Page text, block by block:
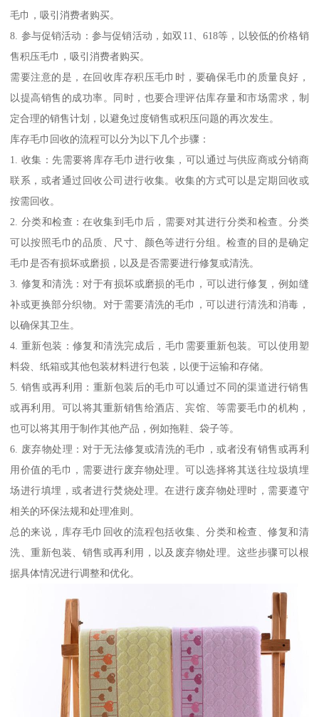
毛巾，吸引消费者购买。
8. 参与促销活动：参与促销活动，如双11、618等，以较低的价格销
售积压毛巾，吸引消费者购买。
需要注意的是，在回收库存积压毛巾时，要确保毛巾的质量良好，
以提高销售的成功率。同时，也要合理评估库存量和市场需求，制
定合理的销售计划，以避免过度销售或积压问题的再次发生。
库存毛巾回收的流程可以分为以下几个步骤：
1. 收集：先需要将库存毛巾进行收集，可以通过与供应商或分销商
联系，或者通过回收公司进行收集。收集的方式可以是定期回收或
按需回收。
2. 分类和检查：在收集到毛巾后，需要对其进行分类和检查。分类
可以按照毛巾的品质、尺寸、颜色等进行分组。检查的目的是确定
毛巾是否有损坏或磨损，以及是否需要进行修复或清洗。
3. 修复和清洗：对于有损坏或磨损的毛巾，可以进行修复，例如缝
补或更换部分织物。对于需要清洗的毛巾，可以进行清洗和消毒，
以确保其卫生。
4. 重新包装：修复和清洗完成后，毛巾需要重新包装。可以使用塑
料袋、纸箱或其他包装材料进行包装，以便于运输和存储。
5. 销售或再利用：重新包装后的毛巾可以通过不同的渠道进行销售
或再利用。可以将其重新销售给酒店、宾馆、等需要毛巾的机构，
也可以将其用于制作其他产品，例如拖鞋、袋子等。
6. 废弃物处理：对于无法修复或清洗的毛巾，或者没有销售或再利
用价值的毛巾，需要进行废弃物处理。可以选择将其送往垃圾填埋
场进行填埋，或者进行焚烧处理。在进行废弃物处理时，需要遵守
相关的环保法规和处理准则。
总的来说，库存毛巾回收的流程包括收集、分类和检查、修复和清
洗、重新包装、销售或再利用，以及废弃物处理。这些步骤可以根
据具体情况进行调整和优化。